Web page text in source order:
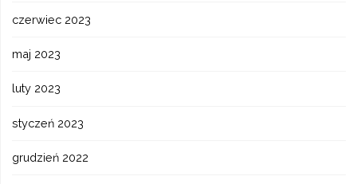
czerwiec 2023
maj 2023
luty 2023
styczeń 2023
grudzień 2022